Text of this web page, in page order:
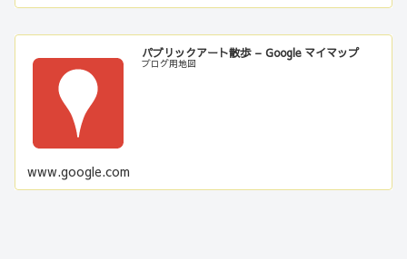
パブリックアート散歩 – Google マイマップ
ブログ用地図
www.google.com